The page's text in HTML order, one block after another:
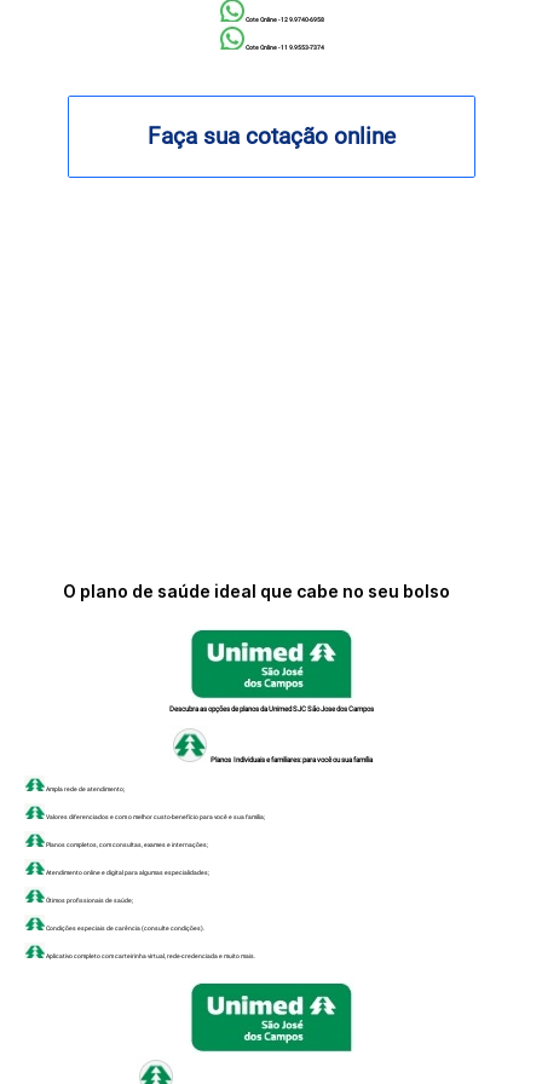
Cote Online - 12 9.9740-6958
Cote Online - 11 9.9553-7374
Faça sua cotação online
O plano de saúde ideal que cabe no seu bolso
Descubra as opções de planos da Unimed SJC São Jose dos Campos
Planos Individuais e familiares: para você ou sua família
Ampla rede de atendimento;
Valores diferenciados e com o melhor custo-benefício para você e sua família;
Planos completos, com consultas, exames e internações;
Atendimento online e digital para algumas especialidades;
Ótimos profissionais de saúde;
Condições especiais de carência (consulte condições).
Aplicativo completo com carteirinha virtual, rede-credenciada e muito mais.